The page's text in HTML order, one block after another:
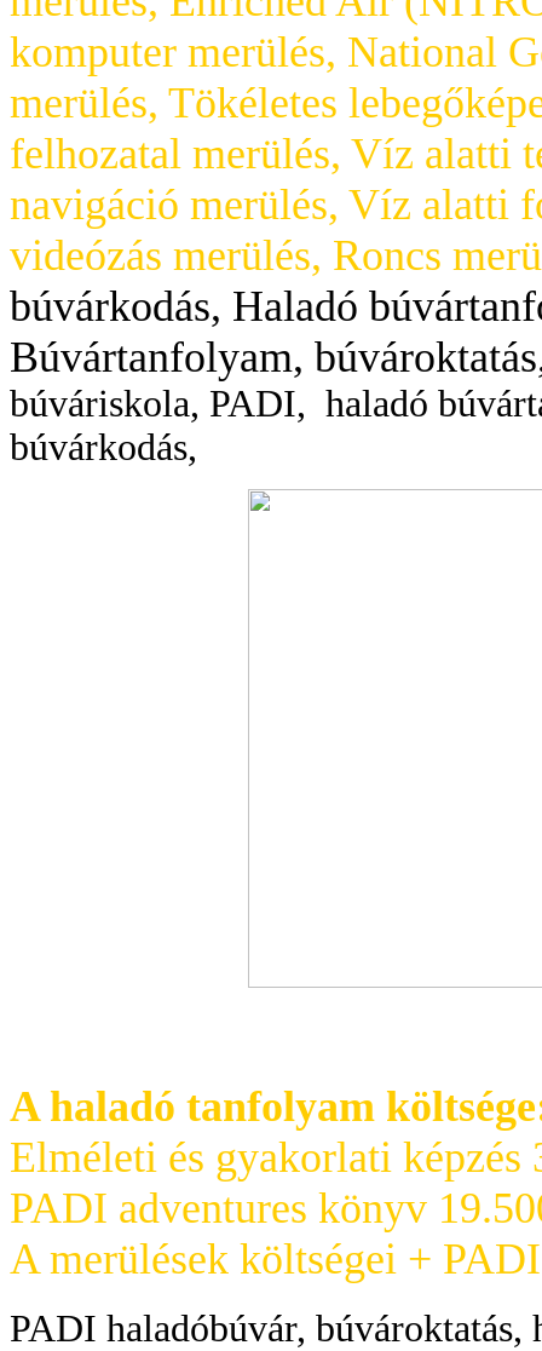
komputer merülés, National
merülés, Tökéletes
felhozatal merülés, Víz alatti
navigáció merülés, Víz alatti
videózás merülés, Roncs
búvárkodás, Haladó
Búvártanfolyam,
búváriskola, PADI, haladó
búvárkodás,
A haladó tanfolyam
Elméleti és gyakorlati képzés
PADI adventures könyv
A merülések költségei +
PADI haladóbúvár,